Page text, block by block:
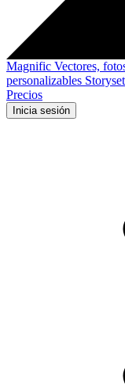
Magnific Vectores,
personalizables Storyset
Precios
Inicia sesión